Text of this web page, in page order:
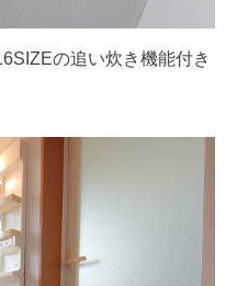
の追い炊き機能付き